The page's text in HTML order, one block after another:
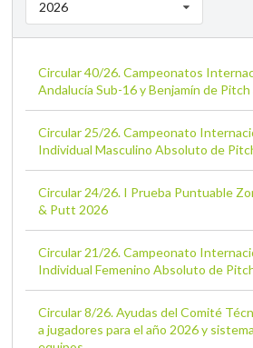
2026
Circular 40/26. Campeonatos
Andalucía Sub-16 y Benjamín de
Circular 25/26. Campeonato
Individual Masculino Absoluto de
Circular 24/26. I Prueba Puntuable
& Putt 2026
Circular 21/26. Campeonato
Individual Femenino Absoluto de
Circular 8/26. Ayudas del Comité
a jugadores para el año 2026 y